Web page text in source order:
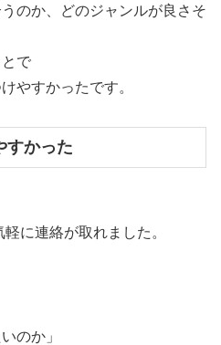
のか、どのジャンルが良さそ
で
やすかったです。
すかった
に連絡が取れました。
のか」